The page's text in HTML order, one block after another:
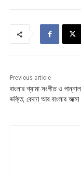
Previous article
বাংলার শ্যামা সংগীত ও
ভক্তি, বেদনা আর বাংলার আত্মা